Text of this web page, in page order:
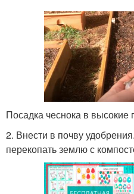
Посадка чеснока в высокие
2. Внести в почву
перекопать землю с